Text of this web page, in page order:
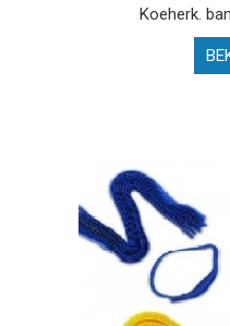
Koeherk.